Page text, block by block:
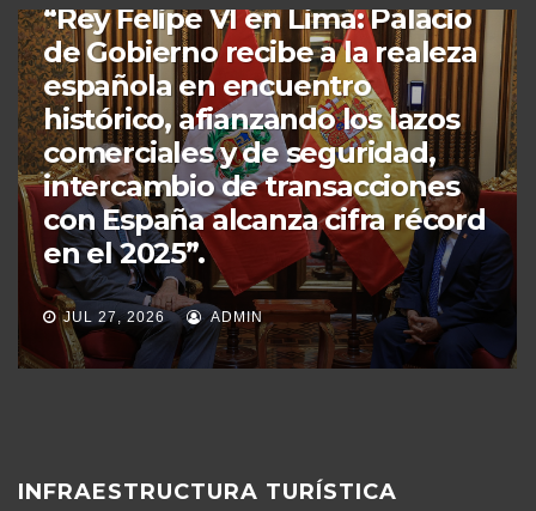
¡APEC 2026 Chengdu-China! “La
Inteligencia Artificial une a
Asia-Pacífico en busca de
prosperidad compartida,
ministros acuerdan hoja de ruta
para la era digital y la IA como
dos grandes pilares de la nueva
economía digital”.
JUL 24, 2026 ADMIN
INFRAESTRUCTURA TURÍSTICA